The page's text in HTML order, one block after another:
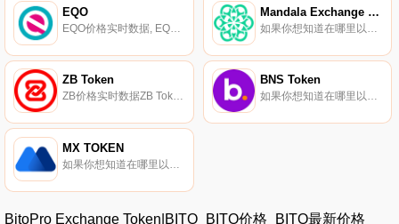
EQO
EQO价格实时数据, EQONEX于2020年5月26日推出,是一家位于新加坡的集中式加密货币交易所。母公司Diginex是第一家在纳斯达克上市的加密货币交易所（纳斯达克：EQOS）。EQONEX根据新加坡金融管理局的临时豁免在新加坡境外运营,等待其根据《货币服务法》申请许可证.
Mandala Exchange Token
ZB Token
ZB价格实时数据ZB Token（ZB）是一种交易所代币,也是｛ZB}.COM加密货币交易所的本地货币。ZB可用于购买交易费折扣的每月VIP状态计划、对交易所决策进行投票、提前访问特殊的｛ZB}启动板活动、从季节性回购中获得加密货币奖励,以及与｛ZB’交易所上市的其他加密货币进行交易.
BNS Token
如果你想知道在哪里以当前价格购买BNS Token,目前交易{BNS Token]股票的顶级加密货币交易所是KuCoin、MEXC、BitGlobal和Bitbns。您可以在我们的加密货币交易所页面上找到其他列表.
MX TOKEN
如果你想知道在哪里以当前价格购买MX TOKEN,目前交易{MX TOKEN]股票的顶级加密货币交易所是ByMXt、HuoMX、MEXC、ZT和JuMX。您可以在我们的加密货币交易所页面上找到其他列表。MX TOKEN（MX）是MEXC平台基于以太坊区块链开发的去中心化数字资产.
BitoPro Exchange Token|BITO_BITO价格_BITO最新价格